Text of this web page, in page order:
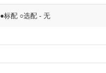
●标配 ○选配 - 无